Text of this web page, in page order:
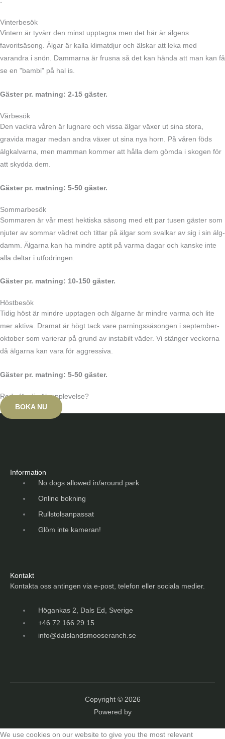
Vinterbesök
Vintern är tyvärr den minst upptagna men det här är älgens
favoritsäsong. Älgar är kalla klimatdjur och älskar att leka med
varandra i snön. Dammarna är frusna så det kan hända att man kan få
se en "bambi" på hal is.
Gäster pr. matning: 2-15 gäster.
Vårbesök
Den vackra våren är lugnare och vissa älgar växer ut sina stora,
gravida magar medan andra växer ut sina nya horn. På våren föds
älgkalvarna, men mamman kommer att hålla dem gömda i skogen för
att skydda dem.
Gäster pr. matning: 5-50 gäster.
Sommarbesök
Sommaren är vår mest hektiska säsong med ett par tusen gäster som
njuter av sommar vädret och tittar på älgar som svalkar av sig i sin älg-
damm. Älgarna kan ha mindre aptit på varma dagar och kanske inte
alla deltar i utfodringen.
Gäster pr. matning: 10-150 gäster.
Höstbesök
Tidig höst är mindre upptagen och älgarne är mindre varma och lite
mer aktiva. Dramat är högt tack vare parningssäsongen i september-
oktober som varierar på grund av instabilt väder. Vi stänger veckorna
då älgarna kan vara för aggressiva.
Gäster pr. matning: 5-50 gäster.
Redo för din älgupplevelse?
BOKA NU
Information
No dogs allowed in/around park
Online bokning
Rullstolsanpassat
Glöm inte kameran!
Kontakt
Kontakta oss antingen via e-post, telefon eller sociala medier.
Högankas 2, Dals Ed, Sverige
+46 72 166 29 15
info@dalslandsmooseranch.se
Copyright © 2026
Powered by
We use cookies on our website to give you the most relevant